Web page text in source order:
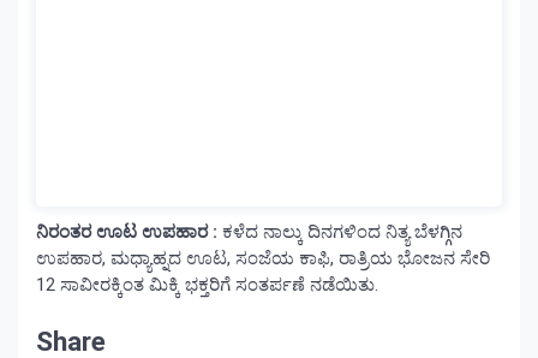
ನಿರಂತರ ಊಟ ಉಪಹಾರ : ಕಳೆದ ನಾಲ್ಕು ದಿನಗಳಿಂದ ನಿತ್ಯ ಬೆಳಗ್ಗಿನ
ಉಪಹಾರ, ಮಧ್ಯಾಹ್ನದ ಊಟ, ಸಂಜೆಯ ಕಾಫಿ, ರಾತ್ರಿಯ ಭೋಜನ ಸೇರಿ
12 ಸಾವೀರಕ್ಕಿಂತ ಮಿಕ್ಕಿ ಭಕ್ತರಿಗೆ ಸಂತರ್ಪಣೆ ನಡೆಯಿತು.
Share